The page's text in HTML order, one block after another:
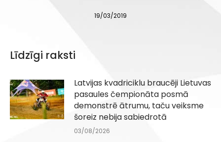
19/03/2019
Līdzīgi raksti
Latvijas kvadriciklu braucēji Lietuvas
pasaules čempionāta posmā
demonstrē ātrumu, taču veiksme
šoreiz nebija sabiedrotā
03/08/2026